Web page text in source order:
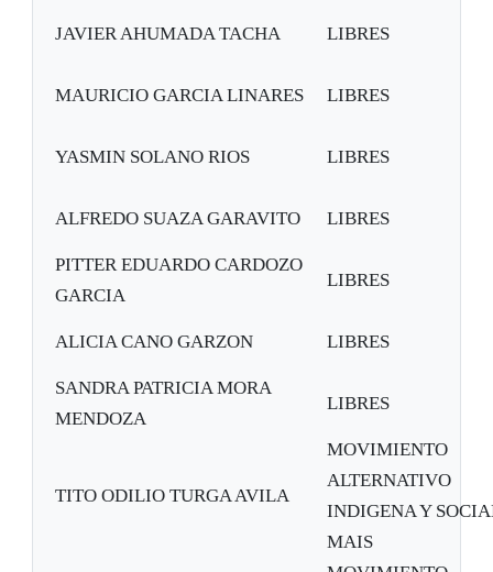
JAVIER AHUMADA TACHA LIBRES
MAURICIO GARCIA LINARES LIBRES
YASMIN SOLANO RIOS LIBRES
ALFREDO SUAZA GARAVITO LIBRES
PITTER EDUARDO CARDOZO
GARCIA
LIBRES
ALICIA CANO GARZON LIBRES
SANDRA PATRICIA MORA
MENDOZA
LIBRES
TITO ODILIO TURGA AVILA
MOVIMIENTO
ALTERNATIVO
INDIGENA Y
MAIS